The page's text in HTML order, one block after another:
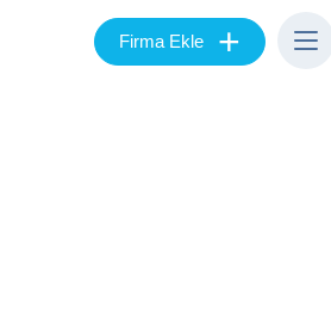
Firma Ekle +